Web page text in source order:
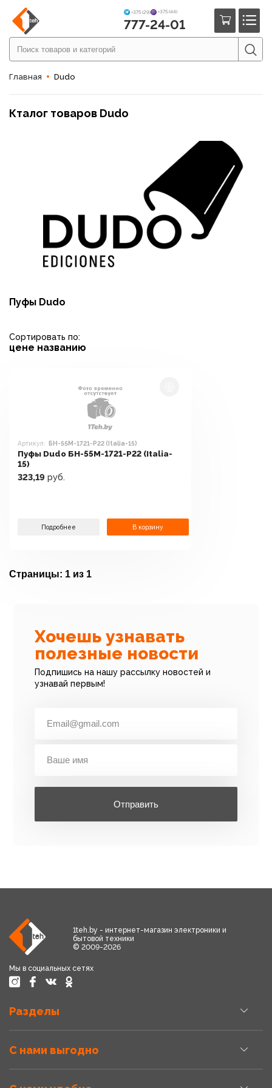
+375 (29) +375 (44)
777-24-01
Главная Dudo
Кталог товаров Dudo
Пуфы Dudo
Сортировать по:
цене названию
Артикул: БН-55М-1721-Р22 (Italia-15)
Пуфы Dudo БН-55М-1721-Р22 (Italia-
15)
323,19 руб.
Подробнее В корзину
Страницы: 1 из 1
Хочешь узнавать
полезные новости
Подпишись на нашу рассылку новостей и
узнавай первым!
Отправить
1teh.by - интернет-магазин электроники и
бытовой техники
© 2009-2026
Мы в социальных сетях
Разделы
С нами выгодно